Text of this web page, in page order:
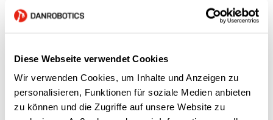
Diese Webseite verwendet Cookies
Wir verwenden Cookies, um Inhalte und Anzeigen zu
personalisieren, Funktionen für soziale Medien anbieten
zu können und die Zugriffe auf unsere Website zu
umfasst Optionen wie Lichtschranken, Türen und eine oder
zwei Arbeitsstationen – alle CE -geprüft. Unsere
kollaborativen Roboter eignen sich perfekt für
Automatisierungsaufgaben. Kommen Sie und lassen Sie
sich inspirieren, wie unsere Technologie Ihre Produktion
optimieren kann!